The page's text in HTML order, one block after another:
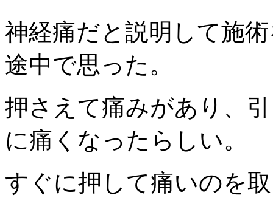
神経痛だと説明して施
途中で思った。
押さえて痛みがあり、
に痛くなったらしい。
すぐに押して痛いのを